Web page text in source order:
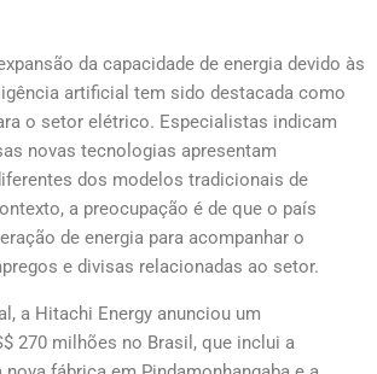
da capacidade de energia devido às
artificial tem sido destacada como
o setor elétrico. Especialistas indicam
novas tecnologias apresentam
dos modelos tradicionais de
a preocupação é de que o país
de energia para acompanhar o
e divisas relacionadas ao setor.
a Hitachi Energy anunciou um
270 milhões no Brasil, que inclui a